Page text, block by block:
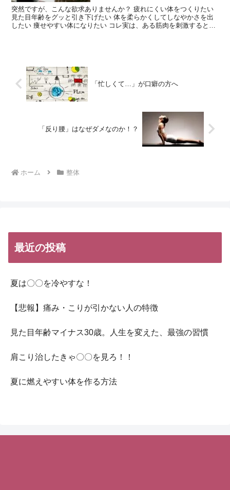
突然ですが、こんな欲求ありませんか？ 疲れにくい体をつくりたい
見た目年齢をグッと引き下げたい 体を柔らかくしてしなやかさを出
したい 痩せやすい体になりたい コレ実は、ある筋肉を刺激すると叶
「忙しくて…」が口癖の方へ
「反り腰」はなぜダメなのか！？
ホーム 整体
最近の投稿
夏は〇〇を冷やすな！
【悲報】痛み・こりが引かない人の特徴
見た目年齢マイナス30歳。人生を変えた、最強の習慣
肩こり治したきゃ〇〇を見ろ！！
夏に燃えやすい体を作る方法